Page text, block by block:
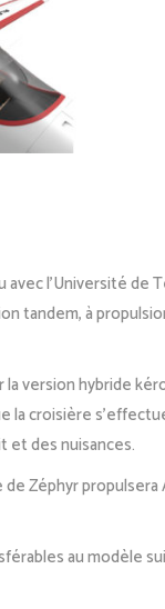
avec l’Université
tandem, à
version hybride
croisière
et des nuisances.
Zéphyr
au modèle